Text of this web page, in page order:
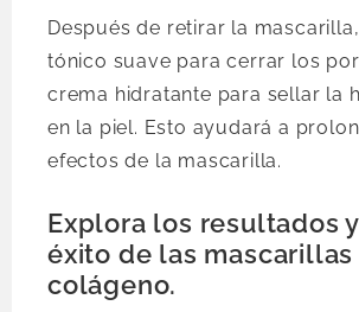
Después de retirar la
tónico suave para cerrar los
crema hidratante para sellar la
en la piel. Esto ayudará a
efectos de la mascarilla.
Explora los resultados
éxito de las mascarillas
colágeno.